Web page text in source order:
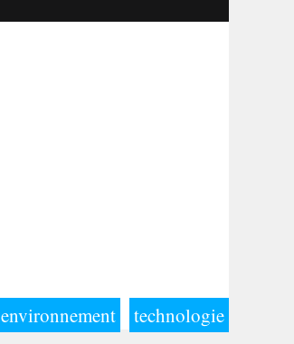
environnement
technologie